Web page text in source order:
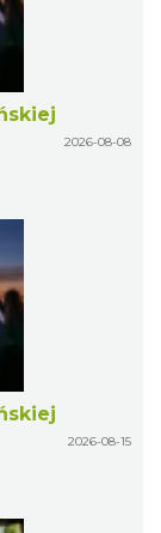
2026-08-08
2026-08-15